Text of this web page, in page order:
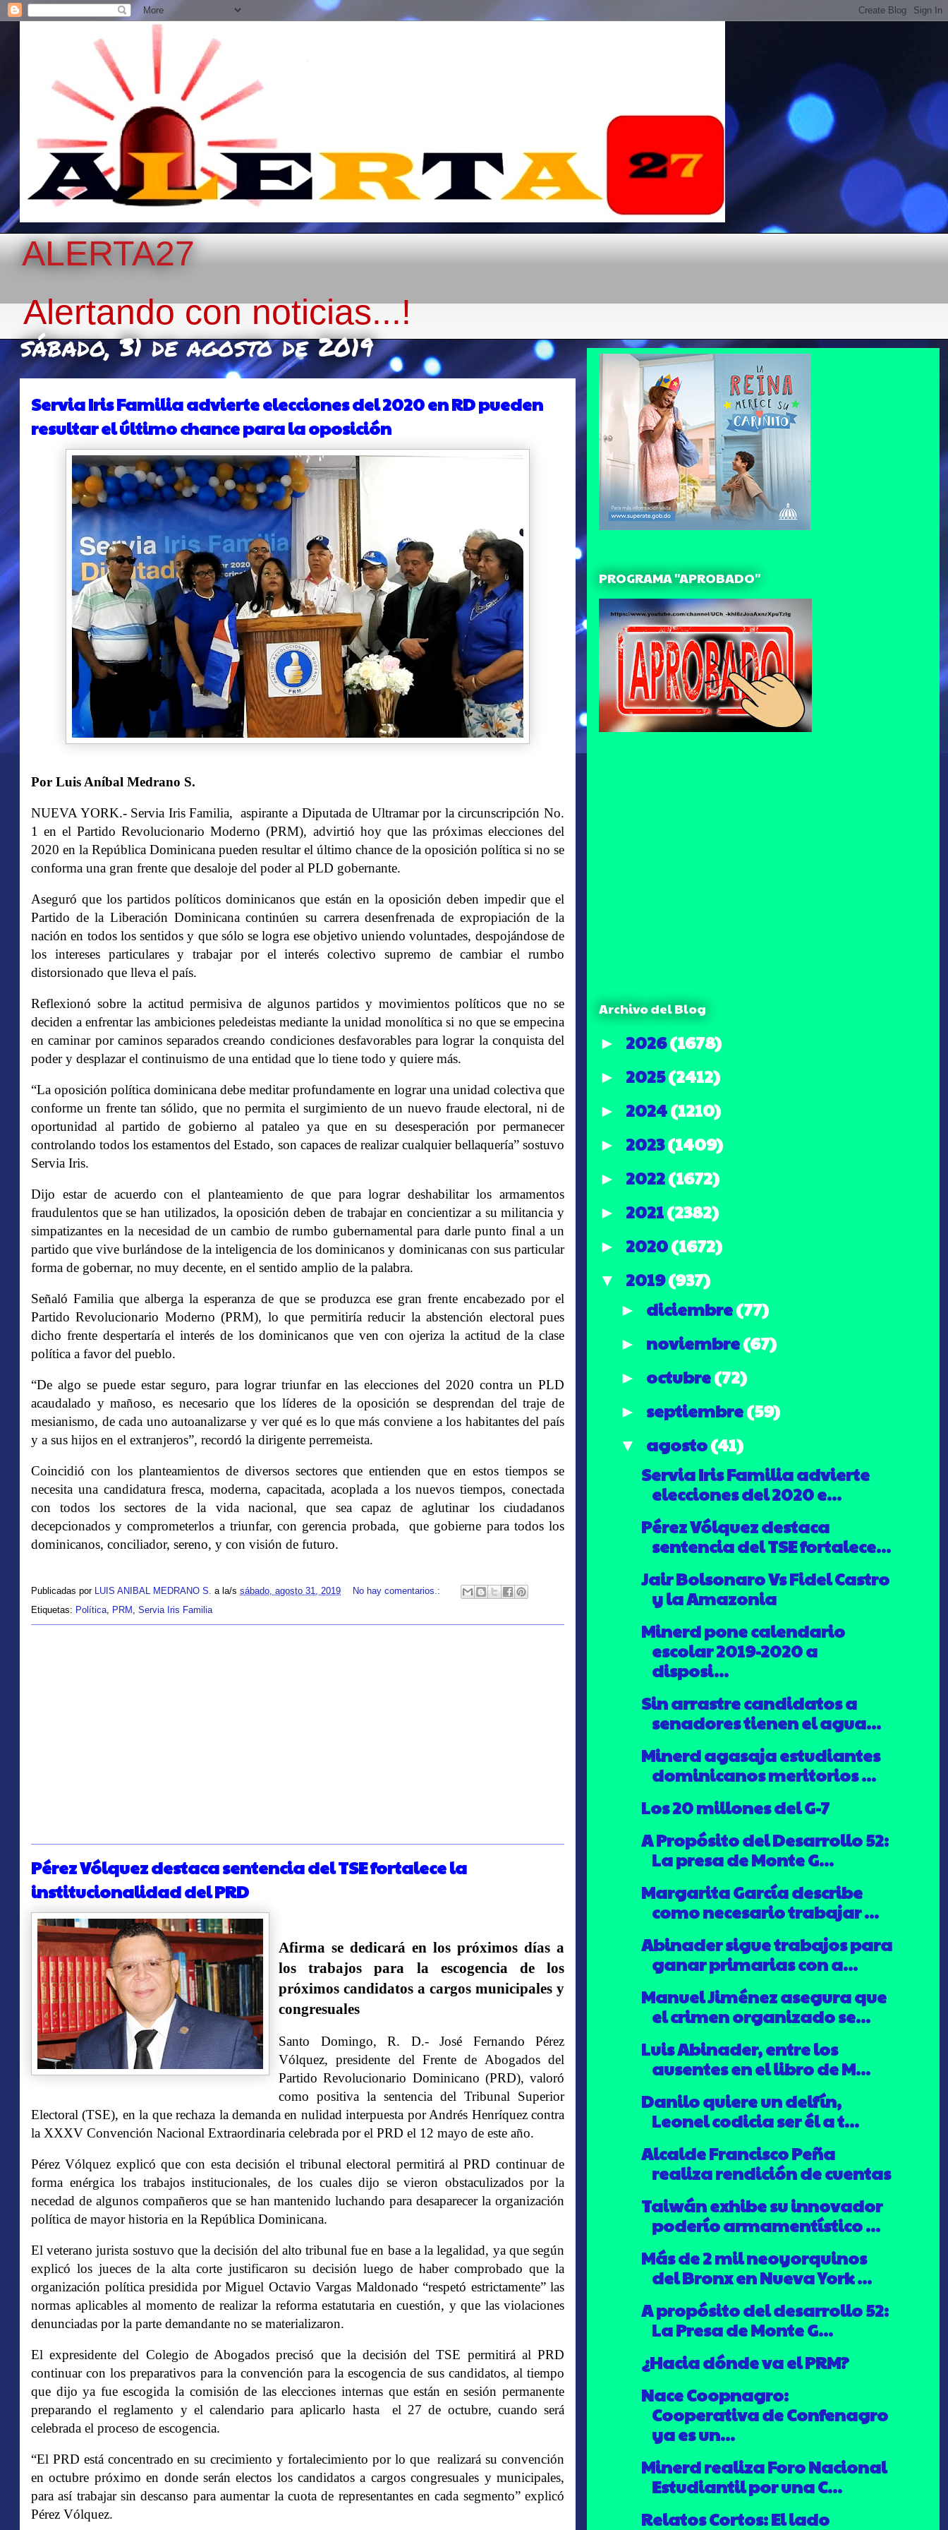
ALERTA27
Alertando con noticias...!
sábado, 31 de agosto de 2019
Servia Iris Familia advierte elecciones del 2020 en RD pueden
resultar el último chance para la oposición
Por Luis Aníbal Medrano S.
NUEVA YORK.- Servia Iris Familia, aspirante a Diputada de Ultramar por la circunscripción No.
1 en el Partido Revolucionario Moderno (PRM), advirtió hoy que las próximas elecciones del
2020 en la República Dominicana pueden resultar el último chance de la oposición política si no se
conforma una gran frente que desaloje del poder al PLD gobernante.
Aseguró que los partidos políticos dominicanos que están en la oposición deben impedir que el
Partido de la Liberación Dominicana continúen su carrera desenfrenada de expropiación de la
nación en todos los sentidos y que sólo se logra ese objetivo uniendo voluntades, despojándose de
los intereses particulares y trabajar por el interés colectivo supremo de cambiar el rumbo
distorsionado que lleva el país.
Reflexionó sobre la actitud permisiva de algunos partidos y movimientos políticos que no se
deciden a enfrentar las ambiciones peledeistas mediante la unidad monolítica si no que se empecina
en caminar por caminos separados creando condiciones desfavorables para lograr la conquista del
poder y desplazar el continuismo de una entidad que lo tiene todo y quiere más.
“La oposición política dominicana debe meditar profundamente en lograr una unidad colectiva que
conforme un frente tan sólido, que no permita el surgimiento de un nuevo fraude electoral, ni de
oportunidad al partido de gobierno al pataleo ya que en su desesperación por permanecer
controlando todos los estamentos del Estado, son capaces de realizar cualquier bellaquería” sostuvo
Servia Iris.
Dijo estar de acuerdo con el planteamiento de que para lograr deshabilitar los armamentos
fraudulentos que se han utilizados, la oposición deben de trabajar en concientizar a su militancia y
simpatizantes en la necesidad de un cambio de rumbo gubernamental para darle punto final a un
partido que vive burlándose de la inteligencia de los dominicanos y dominicanas con sus particular
forma de gobernar, no muy decente, en el sentido amplio de la palabra.
Señaló Familia que alberga la esperanza de que se produzca ese gran frente encabezado por el
Partido Revolucionario Moderno (PRM), lo que permitiría reducir la abstención electoral pues
dicho frente despertaría el interés de los dominicanos que ven con ojeriza la actitud de la clase
política a favor del pueblo.
“De algo se puede estar seguro, para lograr triunfar en las elecciones del 2020 contra un PLD
acaudalado y mañoso, es necesario que los líderes de la oposición se desprendan del traje de
mesianismo, de cada uno autoanalizarse y ver qué es lo que más conviene a los habitantes del país
y a sus hijos en el extranjeros”, recordó la dirigente perremeista.
Coincidió con los planteamientos de diversos sectores que entienden que en estos tiempos se
necesita una candidatura fresca, moderna, capacitada, acoplada a los nuevos tiempos, conectada
con todos los sectores de la vida nacional, que sea capaz de aglutinar los ciudadanos
decepcionados y comprometerlos a triunfar, con gerencia probada,
que gobierne para todos los
dominicanos, conciliador, sereno, y con visión de futuro.
Publicadas por LUIS ANIBAL MEDRANO S. a la/s sábado, agosto 31, 2019
No hay comentarios.:
Etiquetas: Política, PRM , Servia Iris Familia
Pérez Vólquez destaca sentencia del TSE fortalece la
institucionalidad del PRD
Afirma se dedicará en los próximos días a
los trabajos para la escogencia de los
próximos candidatos a cargos municipales y
congresuales
Santo Domingo, R. D.- José Fernando Pérez
Vólquez, presidente del Frente de Abogados del
Partido Revolucionario Dominicano (PRD), valoró
como positiva la sentencia del Tribunal Superior
Electoral (TSE), en la que rechaza la demanda en nulidad interpuesta por Andrés Henríquez contra
la XXXV Convención Nacional Extraordinaria celebrada por el PRD el 12 mayo de este año.
Pérez Vólquez explicó que con esta decisión el tribunal electoral permitirá al PRD continuar de
forma enérgica los trabajos institucionales, de los cuales dijo se vieron obstaculizados por la
necedad de algunos compañeros que se han mantenido luchando para desaparecer la organización
política de mayor historia en la República Dominicana.
El veterano jurista sostuvo que la decisión del alto tribunal fue en base a la legalidad, ya que según
explicó los jueces de la alta corte justificaron su decisión luego de haber comprobado que la
organización política presidida por Miguel Octavio Vargas Maldonado “respetó estrictamente” las
normas aplicables al momento de realizar la reforma estatutaria en cuestión, y que las violaciones
denunciadas por la parte demandante no se materializaron.
El expresidente del Colegio de Abogados precisó que la decisión del TSE permitirá al PRD
continuar con los preparativos para la convención para la escogencia de sus candidatos, al tiempo
que dijo ya fue escogida la comisión de las elecciones internas que están en sesión permanente
preparando el reglamento y el calendario para aplicarlo hasta el 27 de octubre, cuando será
celebrada el proceso de escogencia.
“El PRD está concentrado en su crecimiento y fortalecimiento por lo que realizará su convención
en octubre próximo en donde serán electos los candidatos a cargos congresuales y municipales,
para así trabajar sin descanso para aumentar la cuota de representantes en cada segmento” explicó
Pérez Vólquez.
PROGRAMA "APROBADO"
Archivo del Blog
► 2026(1678)
► 2025(2412)
► 2024(1210)
► 2023(1409)
► 2022(1672)
► 2021(2382)
► 2020(1672)
▼ 2019(937)
► diciembre(77)
► noviembre(67)
► octubre(72)
► septiembre(59)
▼ agosto(41)
Servia Iris Familia advierte
elecciones del 2020 e...
Pérez Vólquez destaca
sentencia del TSE fortalece...
Jair Bolsonaro Vs Fidel Castro
y la Amazonia
Minerd pone calendario
escolar 2019-2020 a
disposi...
Sin arrastre candidatos a
senadores tienen el agua...
Minerd agasaja estudiantes
dominicanos meritorios ...
Los 20 millones del G-7
A Propósito del Desarrollo 52:
La presa de Monte G...
Margarita García describe
como necesario trabajar ...
Abinader sigue trabajos para
ganar primarias con a...
Manuel Jiménez asegura que
el crimen organizado se...
Luis Abinader, entre los
ausentes en el libro de M...
Danilo quiere un delfín,
Leonel codicia ser él a t...
Alcalde Francisco Peña
realiza rendición de cuentas
Taiwán exhibe su innovador
poderío armamentístico ...
Más de 2 mil neoyorquinos
del Bronx en Nueva York ...
A propósito del desarrollo 52:
La Presa de Monte G...
¿Hacia dónde va el PRM?
Nace Coopnagro:
Cooperativa de Confenagro
ya es un...
Minerd realiza Foro Nacional
Estudiantil por una C...
Relatos Cortos: El lado